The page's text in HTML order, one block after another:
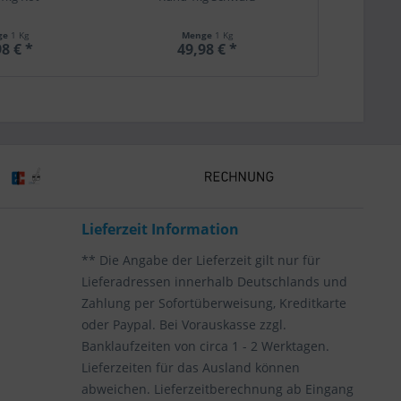
1 Kg
€ *
Menge 1 Kg
49,98 € *
Lieferzeit Information
** Die Angabe der Lieferzeit gilt nur für
Lieferadressen innerhalb Deutschlands und
Zahlung per Sofortüberweisung, Kreditkarte
oder Paypal. Bei Vorauskasse zzgl.
Banklaufzeiten von circa 1 - 2 Werktagen.
Lieferzeiten für das Ausland können
abweichen. Lieferzeitberechnung ab Eingang